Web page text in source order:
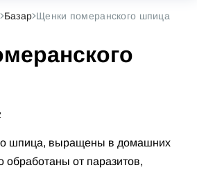
Базар Щенки померанского шпица
шпица, выращены в домашних
обработаны от паразитов,